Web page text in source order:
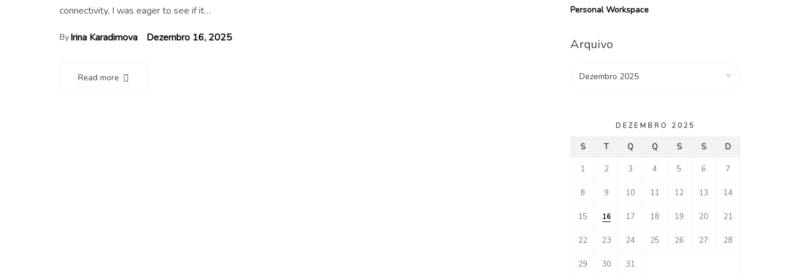
connectivity, I was eager to see if it…
ByIrina Karadimova Dezembro 16, 2025
Read more
Personal Workspace
Arquivo
DEZEMBRO 2025
S T Q Q S S D
1 2 3 4 5 6 7
8 9 10 11 12 13 14
15 16 17 18 19 20 21
22 23 24 25 26 27 28
29 30 31